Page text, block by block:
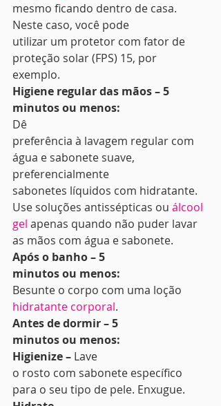
mesmo ficando dentro de casa.
Neste caso, você pode
utilizar um protetor com fator de
proteção solar (FPS) 15, por
exemplo.
Higiene regular das mãos – 5
minutos ou menos:
Dê
preferência à lavagem regular com
água e sabonete suave,
preferencialmente
sabonetes líquidos com hidratante.
Use soluções antissépticas ou álcool
gel apenas quando não puder lavar
as mãos com água e sabonete.
Após o banho – 5
minutos ou menos:
Besunte o corpo com uma loção
hidratante corporal.
Antes de dormir – 5
minutos ou menos:
Higienize – Lave
o rosto com sabonete específico
para o seu tipo de pele. Enxugue.